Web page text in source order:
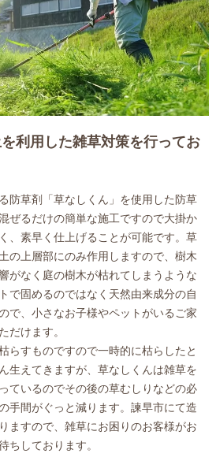
利用した雑草対策を行ってお
防草剤「草なしくん」を使用した防草
ぜるだけの簡単な施工ですので大掛か
、素早く仕上げることが可能です。草
の上層部にのみ作用しますので、樹木
がなく庭の樹木が枯れてしまうような
で固めるのではなく天然由来成分の自
で、小さなお子様やペットがいるご家
だけます。
らすものですので一時的に枯らしたと
生えてきますが、草なしくんは雑草を
ているのでその後の草むしりなどの必
手間がぐっと減ります。諫早市にて造
ますので、雑草にお困りのお客様がお
ちしております。